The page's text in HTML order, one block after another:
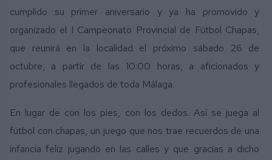
cumplido su primer aniversario y ya ha promovido y
organizado el I Campeonato Provincial de Fútbol Chapas,
que reunirá en la localidad el próximo sábado 26 de
octubre, a partir de las 10:00 horas, a aficionados y
profesionales llegados de toda Málaga.
En lugar de con los pies, con los dedos. Así se juega al
fútbol con chapas, un juego que nos trae recuerdos de una
infancia feliz jugando en las calles y que gracias a dicho